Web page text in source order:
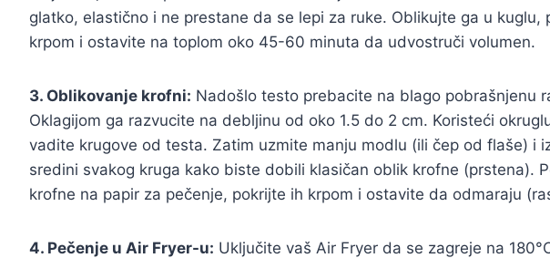
glatko, elastično i ne prestane da se lepi za ruke. Oblikujte ga u kuglu,
krpom i ostavite na toplom oko 45-60 minuta da udvostruči volumen.
3. Oblikovanje krofni: Nadošlo testo prebacite na blago pobrašnjenu
Oklagijom ga razvucite na debljinu od oko 1.5 do 2 cm. Koristeći
vadite krugove od testa. Zatim uzmite manju modlu (ili čep od flaše) i
sredini svakog kruga kako biste dobili klasičan oblik krofne (prstena).
krofne na papir za pečenje, pokrijte ih krpom i ostavite da odmaraju
4. Pečenje u Air Fryer-u: Uključite vaš Air Fryer da se zagreje na